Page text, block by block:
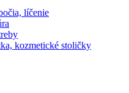
líčenie
kozmetické stoličky